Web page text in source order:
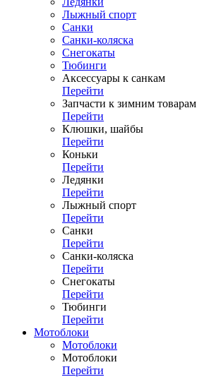
Лыжный спорт
Санки
Санки-коляска
Снегокаты
Тюбинги
Аксессуары к санкам
Перейти
Запчасти к зимним товарам
Перейти
Клюшки, шайбы
Перейти
Коньки
Перейти
Ледянки
Перейти
Лыжный спорт
Перейти
Санки
Перейти
Санки-коляска
Перейти
Снегокаты
Перейти
Тюбинги
Перейти
Мотоблоки
Мотоблоки
Мотоблоки
Перейти